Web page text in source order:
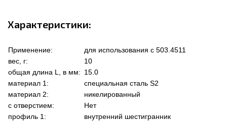
Характеристики:
Применение:
для использования с 503.4511
вес, г:
10
общая длина L, в мм: 15.0
материал 1:
специальная сталь S2
материал 2:
никелированный
с отверстием:
Нет
профиль 1:
внутренний шестигранник